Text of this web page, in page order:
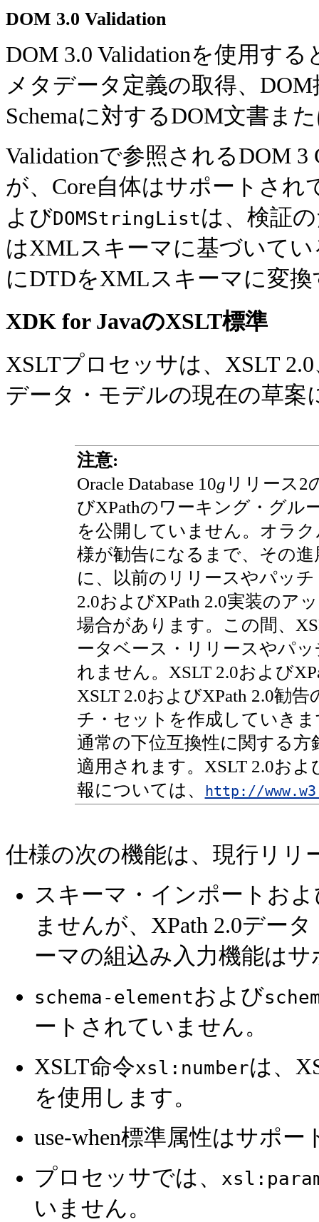
DOM 3.0 Validation
DOM 3.0 Validationを使用す
メタデータ定義の取得、
Schemaに対するDOM文書ま
Validationで参照されるDOM
が、Core自体はサポートされ
よびDOMStringListは、検証
はXMLスキーマに基づいて
にDTDをXMLスキーマに変
XDK for JavaのXSLT標準
XSLTプロセッサは、XSLT
データ・モデルの現在の草
注意:
Oracle Database 10g リリース2
びXPathのワーキング・グル
を公開していません。オラク
様が勧告になるまで、その
に、以前のリリースやパッ
2.0およびXPath 2.0実装のア
場合があります。この間、
ータベース・リリースやパ
れません。XSLT 2.0および
XSLT 2.0およびXPath 2.0勧
チ・セットを作成していき
通常の下位互換性に関する方
適用されます。XSLT 2.0およ
報については、
http://
仕様の次の機能は、現行リ
スキーマ・インポートお
ませんが、XPath 2.0デー
ーマの組込み入力機能は
schema-elementおよび
ートされていません。
XSLT命令xsl:numberは、
を使用します。
use-when標準属性はサポ
プロセッサでは、
いません。